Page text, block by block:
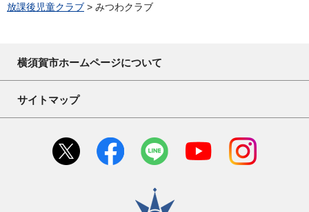
放課後児童クラブ > みつわクラブ
横須賀市ホームページについて
サイトマップ
横須賀市